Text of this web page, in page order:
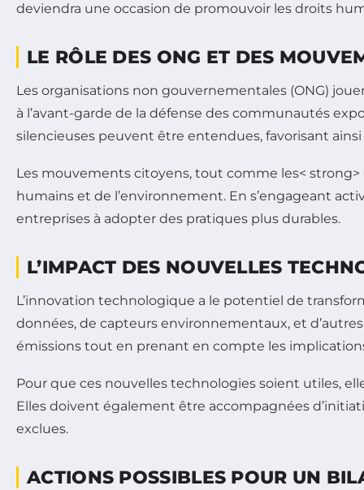
deviendra une occasion de promouvoir les droits
LE RÔLE DES ONG ET DES
Les organisations non gouvernementales (ONG)
à l’avant-garde de la défense des communautés
silencieuses peuvent être entendues, favorisant
Les mouvements citoyens, tout comme les<
humains et de l’environnement. En s’engageant
entreprises à adopter des pratiques plus durables.
L’IMPACT DES NOUVELLES
L’innovation technologique a le potentiel de
données, de capteurs environnementaux, et
émissions tout en prenant en compte les
Pour que ces nouvelles technologies soient utiles,
Elles doivent également être accompagnées
exclues.
ACTIONS POSSIBLES POUR UN